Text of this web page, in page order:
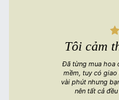
Tôi cảm
Đã từng mua hoa
mềm, tuy có
vài phút nhưng
nên tất cả